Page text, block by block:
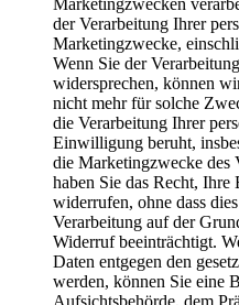
Marketingzwecken
der Verarbeitung Ihrer
Marketingzwecke,
Wenn Sie der
widersprechen, können
nicht mehr für solche
die Verarbeitung Ihrer
Einwilligung beruht,
die Marketingzwecke des
haben Sie das Recht,
widerrufen, ohne dass
Verarbeitung auf der
Widerruf beeinträchtigt.
Daten entgegen den
werden, können Sie eine
Aufsichtsbehörde, dem